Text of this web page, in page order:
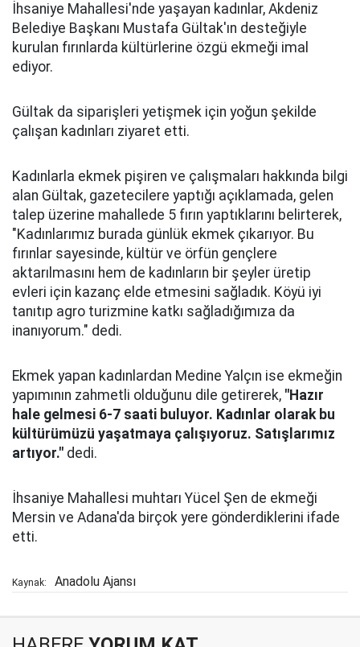
İhsaniye Mahallesi'nde yaşayan kadınlar, Akdeniz
Belediye Başkanı Mustafa Gültak'ın desteğiyle
kurulan fırınlarda kültürlerine özgü ekmeği imal
ediyor.
Gültak da siparişleri yetişmek için yoğun şekilde
çalışan kadınları ziyaret etti.
Kadınlarla ekmek pişiren ve çalışmaları hakkında bilgi
alan Gültak, gazetecilere yaptığı açıklamada, gelen
talep üzerine mahallede 5 fırın yaptıklarını belirterek,
"Kadınlarımız burada günlük ekmek çıkarıyor. Bu
fırınlar sayesinde, kültür ve örfün gençlere
aktarılmasını hem de kadınların bir şeyler üretip
evleri için kazanç elde etmesini sağladık. Köyü iyi
tanıtıp agro turizmine katkı sağladığımıza da
inanıyorum." dedi.
Ekmek yapan kadınlardan Medine Yalçın ise ekmeğin
yapımının zahmetli olduğunu dile getirerek, "Hazır
hale gelmesi 6-7 saati buluyor. Kadınlar olarak bu
kültürümüzü yaşatmaya çalışıyoruz. Satışlarımız
artıyor." dedi.
İhsaniye Mahallesi muhtarı Yücel Şen de ekmeği
Mersin ve Adana'da birçok yere gönderdiklerini ifade
etti.
Kaynak: Anadolu Ajansı